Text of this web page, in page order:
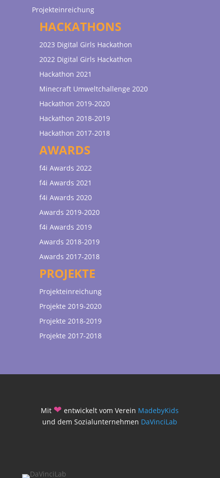
Projekteinreichung
HACKATHONS
2023 Digital Girls Hackathon
2022 Digital Girls Hackathon
Hackathon 2021
Minecraft Umweltchallenge 2020
Hackathon 2019-2020
Hackathon 2018-2019
Hackathon 2017-2018
AWARDS
f4i Awards 2022
f4i Awards 2021
f4i Awards 2020
Awards 2019-2020
f4i Awards 2019
Awards 2018-2019
Awards 2017-2018
PROJEKTE
Projekteinreichung
Projekte 2019-2020
Projekte 2018-2019
Projekte 2017-2018
Mit ❤ entwickelt vom Verein MadebyKids
und dem Sozialunternehmen DaVinciLab